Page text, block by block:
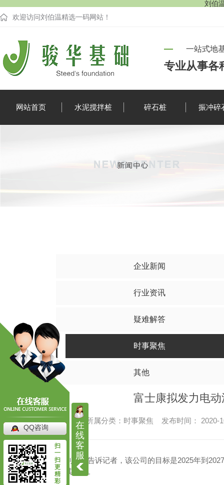
刘伯
欢迎访问刘伯温精选一码网站！
一站式地
专业从事各
网站首页 水泥搅拌桩 碎石桩 振冲碎
高压旋喷桩
四川高压旋喷桩施工
四川高压旋喷桩
企业新闻
企业新闻
行业资讯
疑难解答
时事聚焦
其他
富士康拟发力电
所属分类：时事聚焦 发布时间：
刘扬伟告诉记者，该公司的目标是2025年到
其平台。
在
线
客
服
QQ咨询
扫
一
扫
更
精
彩